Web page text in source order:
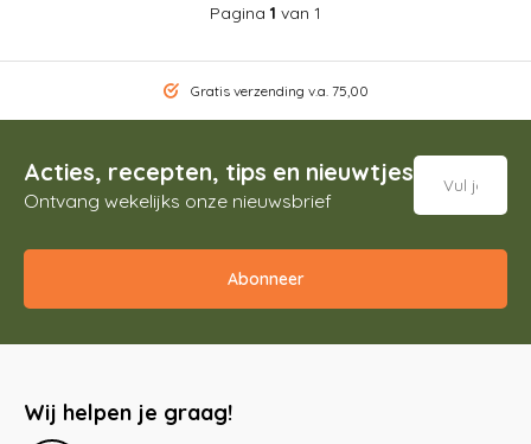
Pagina 1 van 1
Gratis verzending v.a. 75,00
Acties, recepten, tips en nieuwtjes
Ontvang wekelijks onze nieuwsbrief
Abonneer
Wij helpen je graag!